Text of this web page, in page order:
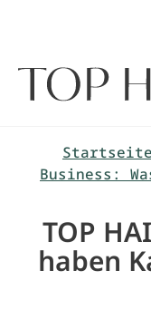
Startseite
Business:
TOP
haben